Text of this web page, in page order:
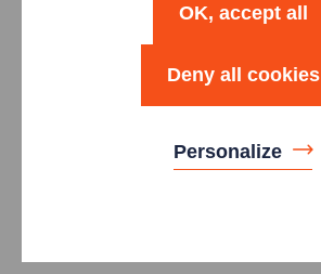
OK, accept all
Deny all cookies
Personalize